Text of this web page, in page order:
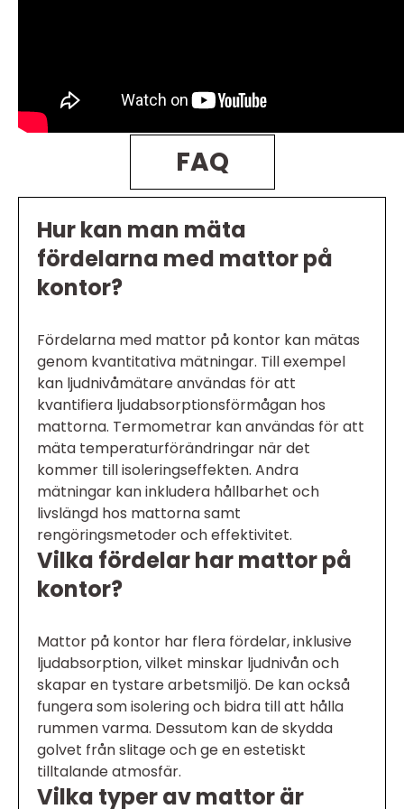
FAQ
Hur kan man mäta
fördelarna med mattor på
kontor?
Fördelarna med mattor på kontor kan mätas
genom kvantitativa mätningar. Till exempel
kan ljudnivåmätare användas för att
kvantifiera ljudabsorptionsförmågan hos
mattorna. Termometrar kan användas för att
mäta temperaturförändringar när det
kommer till isoleringseffekten. Andra
mätningar kan inkludera hållbarhet och
livslängd hos mattorna samt
rengöringsmetoder och effektivitet.
Vilka fördelar har mattor på
kontor?
Mattor på kontor har flera fördelar, inklusive
ljudabsorption, vilket minskar ljudnivån och
skapar en tystare arbetsmiljö. De kan också
fungera som isolering och bidra till att hålla
rummen varma. Dessutom kan de skydda
golvet från slitage och ge en estetiskt
tilltalande atmosfär.
Vilka typer av mattor är